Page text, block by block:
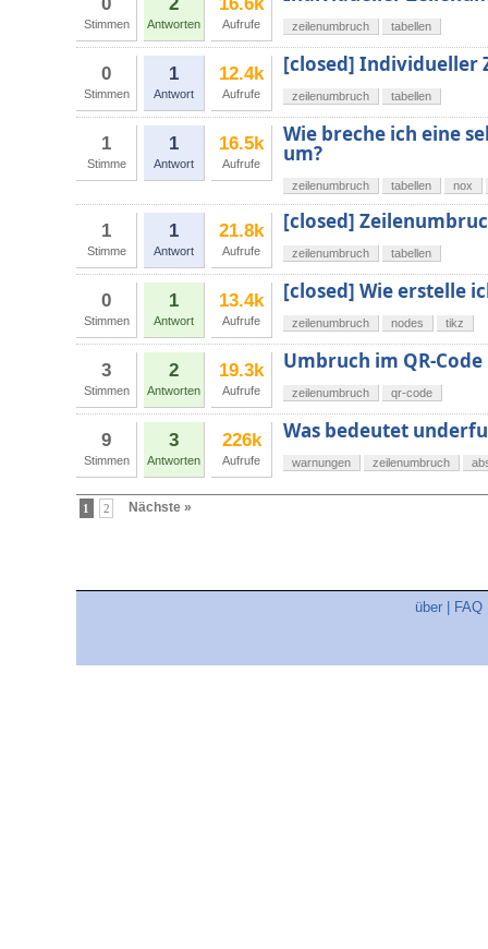
Stimmen Antworten Aufrufe zeilenumbruch tabellen
0
Stimmen
1
Antwort
12.4k
Aufrufe
[closed] Individueller
zeilenumbruch tabellen
1
Stimme
1
Antwort
16.5k
Aufrufe
Wie breche ich eine
um?
zeilenumbruch tabellen nox
1
Stimme
1
Antwort
21.8k
Aufrufe
[closed]
zeilenumbruch tabellen
0
Stimmen
1
Antwort
13.4k
Aufrufe
[closed] Wie erstelle
zeilenumbruch nodes tikz
3
Stimmen
2
Antworten
19.3k
Aufrufe
Umbruch im QR-Code
zeilenumbruch qr-code
9
Stimmen
3
Antworten
226k
Aufrufe
Was bedeutet
warnungen zeilenumbruch
1 2 Nächste »
über FAQ